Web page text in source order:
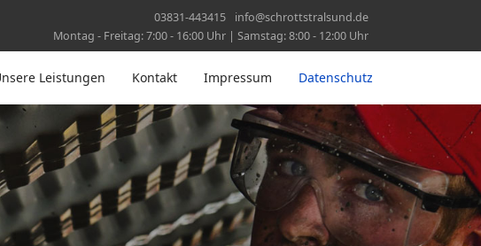
03831-443415
info@schrottstralsund.de
Montag - Freitag: 7:00 - 16:00 Uhr | Samstag: 8:00 - 12:00 Uhr
Leistungen Kontakt Impressum Datenschutz